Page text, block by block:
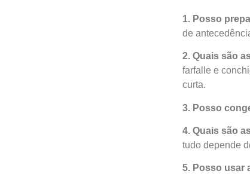
1. Posso
de
2. Quais são
farfalle e
curta.
3. Posso
4. Quais são
tudo depende
5. Posso usar